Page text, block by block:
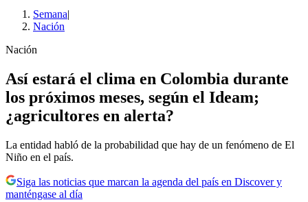
Semana|
Nación
Nación
Así estará el clima en Colombia durante
los próximos meses, según el Ideam;
¿agricultores en alerta?
La entidad habló de la probabilidad que hay de un fenómeno de El
Niño en el país.
Siga las noticias que marcan la agenda del país en Discover y
manténgase al día